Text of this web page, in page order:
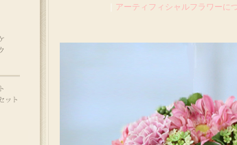
アーティフィシャルフラワーに